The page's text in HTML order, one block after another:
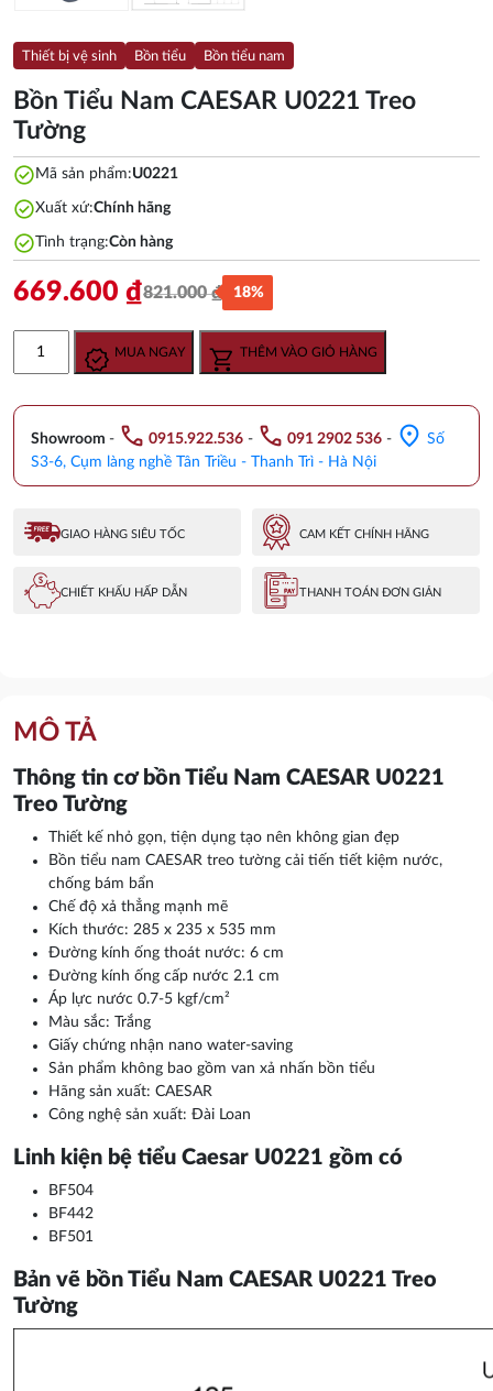
Thiết bị vệ sinh Bồn tiểu Bồn tiểu nam
Bồn Tiểu Nam CAESAR U0221 Treo
Tường
check_circle Mã sản phẩm:U0221
check_circleXuất xứ:Chính hãng
check_circleTình trạng:Còn hàng
821.000₫
Giá
gốc
là:
669.600 ₫
Giá
hiện
tại
669.600 ₫.
18%
CAESAR
U0221
Treo
Tường
lượng
MUA NGAY THÊM VÀO GIỎ HÀNG
Showroom - call 0915.922.536 - call 091 2902 536 - location_on Số
S3-6, Cụm làng nghề Tân Triều - Thanh Trì - Hà Nội
GIAO HÀNG SIÊU TỐC CAM KẾT CHÍNH HÃNG
CHIẾT KHẤU HẤP DẪN THANH TOÁN ĐƠN GIẢN
MÔ TẢ
Thông tin cơ bồn Tiểu Nam CAESAR U0221
Treo Tường
Thiết kế nhỏ gọn, tiện dụng tạo nên không gian đẹp
Bồn tiểu nam CAESAR treo tường cải tiến tiết kiệm nước,
chống bám bẩn
Chế độ xả thẳng mạnh mẽ
Kích thước: 285 x 235 x 535 mm
Đường kính ống thoát nước: 6 cm
Đường kính ống cấp nước 2.1 cm
Áp lực nước 0.7-5 kgf/cm²
Màu sắc: Trắng
Giấy chứng nhận nano water-saving
Sản phẩm không bao gồm van xả nhấn bồn tiểu
Hãng sản xuất: CAESAR
Công nghệ sản xuất: Đài Loan
Linh kiện bệ tiểu Caesar U0221 gồm có
BF504
BF442
BF501
Bản vẽ bồn Tiểu Nam CAESAR U0221 Treo
Tường